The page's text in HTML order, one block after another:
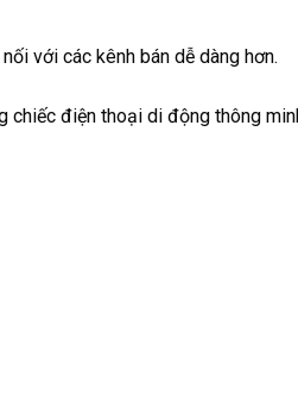
với các kênh bán dễ dàng hơn.
điện thoại di động thông